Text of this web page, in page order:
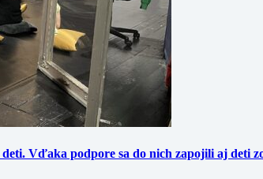
Vďaka podpore sa do nich zapojili aj deti